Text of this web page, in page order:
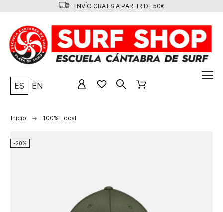
ENVÍO GRATIS A PARTIR DE 50€
ES EN
Inicio 100% Local
-20%